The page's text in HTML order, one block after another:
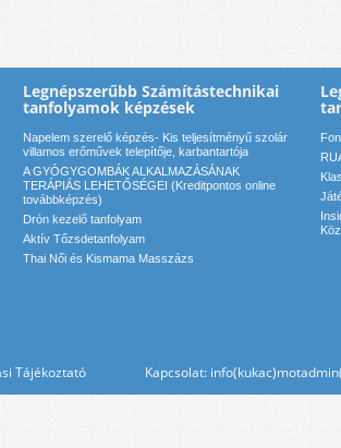
Legnépszerűbb Számítástechnikai
tanfolyamok képzések
Napelem szerelő képzés- Kis teljesítményű szolár
villamos erőművek telepítője, karbantartója
A GYÓGYGOMBÁK ALKALMAZÁSÁNAK
TERÁPIÁS LEHETŐSÉGEI (Kreditpontos online
továbbképzés)
Drón kezelő tanfolyam
Aktív Tőzsdetanfolyam
Thai Női és Kismama Masszázs
Tájékoztató Kapcsolat: